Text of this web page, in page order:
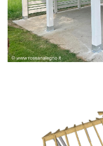
PERGOLA BIANCA